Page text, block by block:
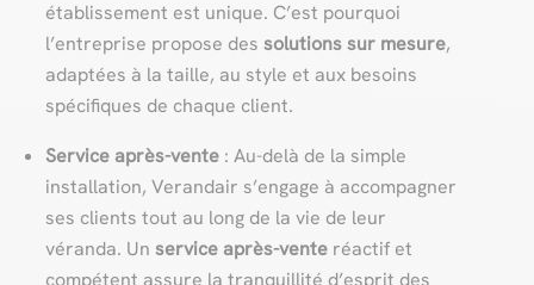
établissement est unique. C’est pourquoi
l’entreprise propose dessolutions sur mesure,
adaptées à la taille, au style et aux besoins
spécifiques de chaque client.
Service après-vente : Au-delà de la simple
installation, Verandair s’engage à accompagner
ses clients tout au long de la vie de leur
véranda. Unservice après-vente réactif et
compétent assure la tranquillité d’esprit des